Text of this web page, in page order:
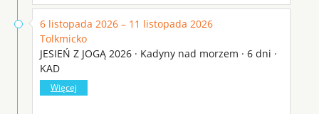
6 listopada 2026 – 11 listopada 2026
Tolkmicko
JESIEŃ Z JOGĄ 2026 · Kadyny nad morzem · 6 dni ·
KAD
Więcej